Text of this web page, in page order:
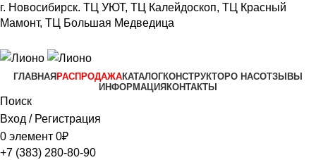
г. Новосибирск. ТЦ УЮТ, ТЦ Калейдоскоп, ТЦ Красный
Мамонт, ТЦ Большая Медведица​
ГЛАВНАЯ РАСПРОДАЖАКАТАЛОГКОНСТРУКТОРО НАСОТЗЫВЫ
ИНФОРМАЦИЯ КОНТАКТЫ
Поиск
Вход / Регистрация
0 элемент 0₽
+7 (383) 280-80-90